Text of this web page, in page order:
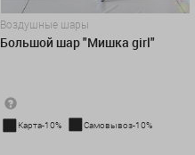
Воздушные шары
Большой шар "Мишка girl"
Карта-10% Самовывоз-10%